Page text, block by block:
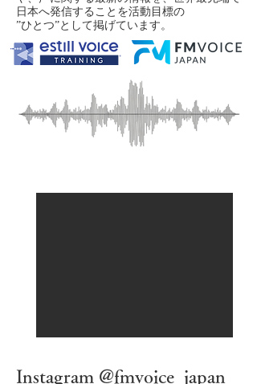
日本へ発信することを活動目標の
”ひとつ”として掲げています。
Instagram @fmvoice_japan